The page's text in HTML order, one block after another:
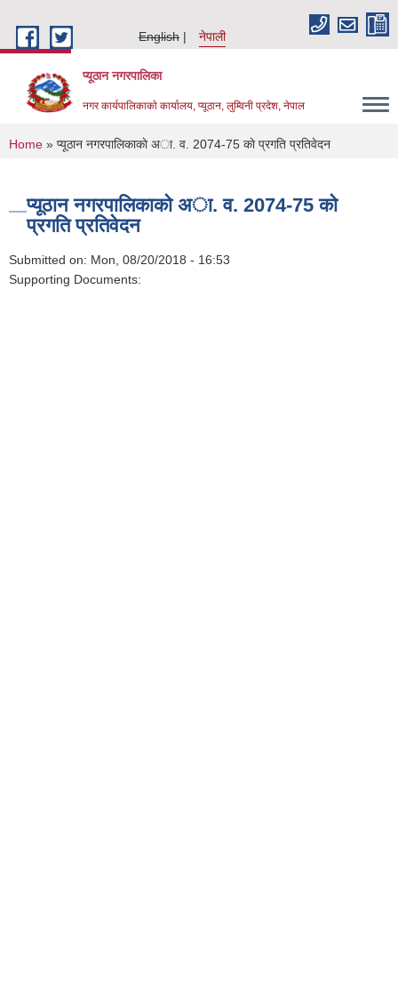
English
नेपाली
प्यूठान नगरपालिका
नगर कार्यपालिकाकाे कार्यालय, प्यूठान, लुम्विनी प्रदेश, नेपाल
You are here
Home » प्यूठान नगरपालिकाकाे अा‍‍. व. 2074-75 काे प्रगति प्रतिवेदन
प्यूठान नगरपालिकाकाे अा‍‍. व. 2074-75 काे
प्रगति प्रतिवेदन
Submitted on: Mon, 08/20/2018 - 16:53
Supporting Documents: